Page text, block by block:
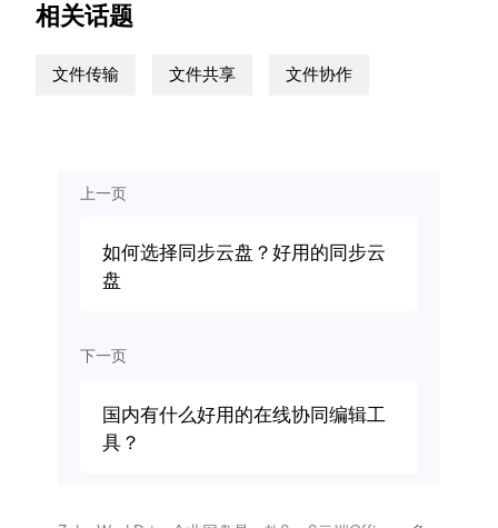
相关话题
文件传输 文件共享 文件协作
上一页
如何选择同步云盘？好用的同步云
盘
下一页
国内有什么好用的在线协同编辑工
具？